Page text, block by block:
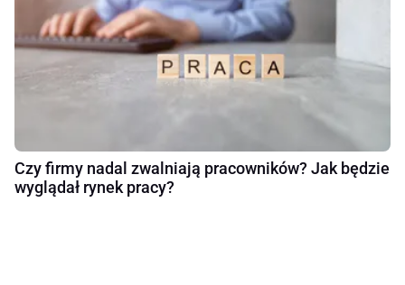
Czy firmy nadal zwalniają pracowników? Jak będzie
wyglądał rynek pracy?